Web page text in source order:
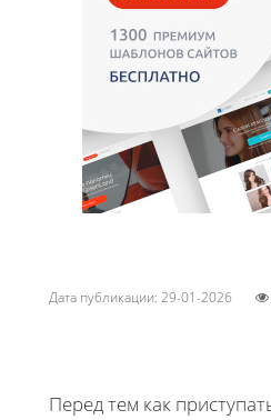
Дата публикации: 29-01-2026
Перед тем как